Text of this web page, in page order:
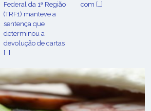
Federal da 1ª Região
(TRF1) manteve a
sentença que
determinou a
devolução de cartas
[…]
com […]